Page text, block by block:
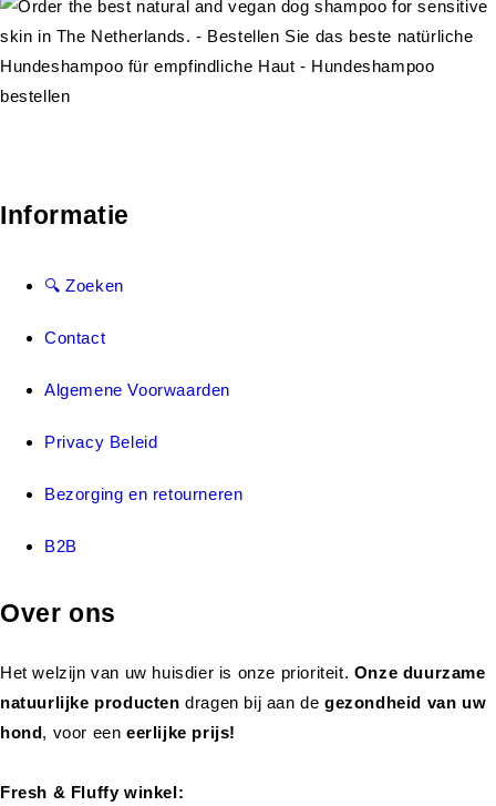
Informatie
🔍 Zoeken
Contact
Algemene Voorwaarden
Privacy Beleid
Bezorging en retourneren
B2B
Over ons
Het welzijn van uw huisdier is onze prioriteit. Onze duurzame
natuurlijke productendragen bij aan de gezondheid van uw
hond, voor eeneerlijke prijs!
Fresh & Fluffy winkel: